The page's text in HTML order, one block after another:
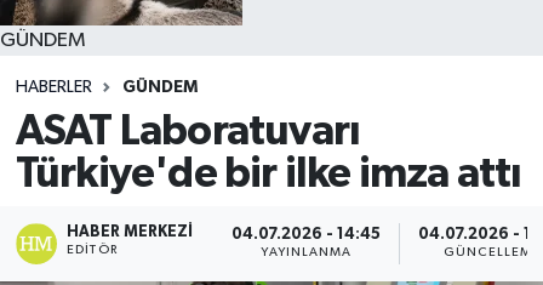
GÜNDEM
HABERLER GÜNDEM
ASAT Laboratuvarı
Türkiye'de bir ilke imza attı
HABER MERKEZI
EDITÖR
04.07.2026 - 14:45
YAYINLANMA
04.07.2026 -
GÜNCELLEME
MAGAZİN
YAŞAM
Tüm Manşetler
Son Dakika Haberleri
Haber Arşivi